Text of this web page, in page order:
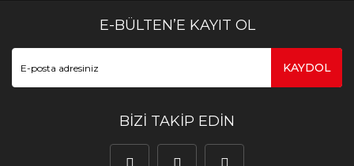
E-BÜLTEN’E KAYIT OL
KAYDOL
BİZİ TAKİP EDİN